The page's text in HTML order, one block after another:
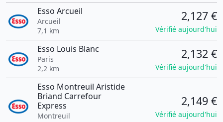
Esso Arcueil
Arcueil
7,1 km
2,127 €
Vérifié aujourd'hui
Esso Louis Blanc
Paris
2,2 km
2,132 €
Vérifié aujourd'hui
Esso Montreuil Aristide
Briand Carrefour
Express
Montreuil
2,149 €
Vérifié aujourd'hui